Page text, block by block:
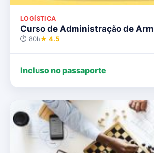
LOGÍSTICA
Curso de Administração de
⏱ 80h★ 4.5
Incluso no passaporte